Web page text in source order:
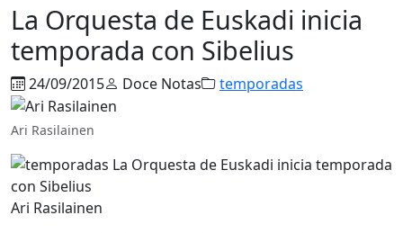
La Orquesta de Euskadi inicia
temporada con Sibelius
24/09/2015 Doce Notas temporadas
Ari Rasilainen
Ari Rasilainen